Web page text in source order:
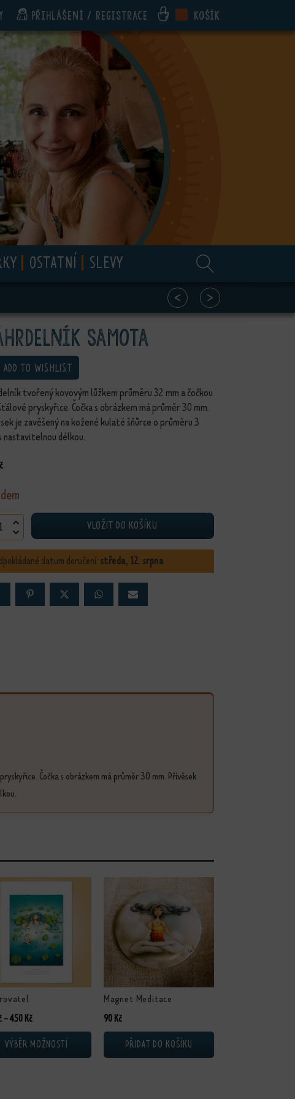
Přihlášení / registrace Košík
OSTATNÍ SLEVY
< >
Samota
ADD TO WISHLIST
tvořený kovovým lůžkem průměru 32 mm a čočkou
pryskyřice. Čočka s obrázkem má průměr 30 mm.
je zavěšený na kožené kulaté šňůrce o průměru 3
nastavitelnou délkou.
Samota množstvíVLOŽIT DO KOŠÍKU
datum doručení:středa, 12. srpna
Čočka s obrázkem má průměr 30 mm. Přívěsek
–450 KčRozpětí cen: 230 Kč až 450 Kč
VÝBĚR MOŽNOSTÍ
produkt má více variant. Možnosti lze vybrat na stránce produktu
Magnet Meditace
90 Kč
PŘIDAT DO KOŠÍKU